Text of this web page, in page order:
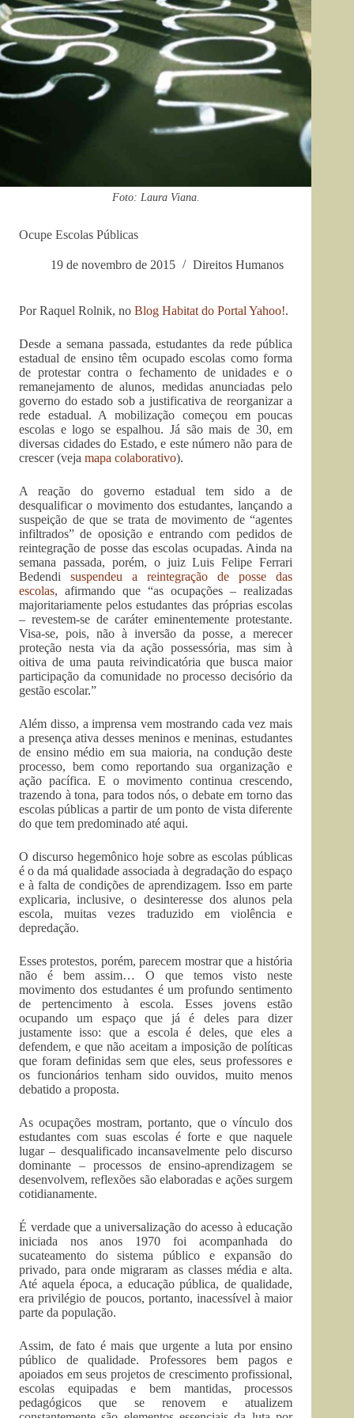
Foto: Laura Viana.
Ocupe Escolas Públicas
19 de novembro de 2015 Direitos Humanos
Por Raquel Rolnik, no Blog Habitat do Portal Yahoo!.
Desde a semana passada, estudantes da rede pública
estadual de ensino têm ocupado escolas como forma
de protestar contra o fechamento de unidades e o
remanejamento de alunos, medidas anunciadas pelo
governo do estado sob a justificativa de reorganizar a
rede estadual. A mobilização começou em poucas
escolas e logo se espalhou. Já são mais de 30, em
diversas cidades do Estado, e este número não para de
crescer (veja mapa colaborativo).
A reação do governo estadual tem sido a de
desqualificar o movimento dos estudantes, lançando a
suspeição de que se trata de movimento de “agentes
infiltrados” de oposição e entrando com pedidos de
reintegração de posse das escolas ocupadas. Ainda na
semana passada, porém, o juiz Luis Felipe Ferrari
Bedendisuspendeu a reintegração de posse das
escolas, afirmando que “as ocupações – realizadas
majoritariamente pelos estudantes das próprias escolas
– revestem-se de caráter eminentemente protestante.
Visa-se, pois, não à inversão da posse, a merecer
proteção nesta via da ação possessória, mas sim à
oitiva de uma pauta reivindicatória que busca maior
participação da comunidade no processo decisório da
gestão escolar.”
Além disso, a imprensa vem mostrando cada vez mais
a presença ativa desses meninos e meninas, estudantes
de ensino médio em sua maioria, na condução deste
processo, bem como reportando sua organização e
ação pacífica. E o movimento continua crescendo,
trazendo à tona, para todos nós, o debate em torno das
escolas públicas a partir de um ponto de vista diferente
do que tem predominado até aqui.
O discurso hegemônico hoje sobre as escolas públicas
é o da má qualidade associada à degradação do espaço
e à falta de condições de aprendizagem. Isso em parte
explicaria, inclusive, o desinteresse dos alunos pela
escola, muitas vezes traduzido em violência e
depredação.
Esses protestos, porém, parecem mostrar que a história
não é bem assim… O que temos visto neste
movimento dos estudantes é um profundo sentimento
de pertencimento à escola. Esses jovens estão
ocupando um espaço que já é deles para dizer
justamente isso: que a escola é deles, que eles a
defendem, e que não aceitam a imposição de políticas
que foram definidas sem que eles, seus professores e
os funcionários tenham sido ouvidos, muito menos
debatido a proposta.
As ocupações mostram, portanto, que o vínculo dos
estudantes com suas escolas é forte e que naquele
lugar – desqualificado incansavelmente pelo discurso
dominante – processos de ensino-aprendizagem se
desenvolvem, reflexões são elaboradas e ações surgem
cotidianamente.
É verdade que a universalização do acesso à educação
iniciada nos anos 1970 foi acompanhada do
sucateamento do sistema público e expansão do
privado, para onde migraram as classes média e alta.
Até aquela época, a educação pública, de qualidade,
era privilégio de poucos, portanto, inacessível à maior
parte da população.
Assim, de fato é mais que urgente a luta por ensino
público de qualidade. Professores bem pagos e
apoiados em seus projetos de crescimento profissional,
escolas equipadas e bem mantidas, processos
pedagógicos que se renovem e atualizem